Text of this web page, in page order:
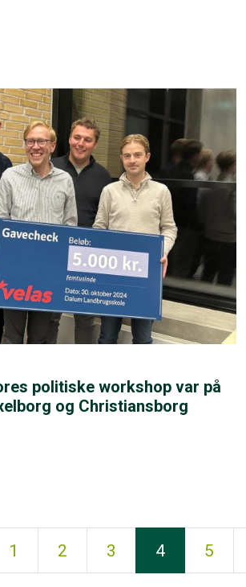
politiske workshop var på
og Christiansborg
1 2 3 4 5